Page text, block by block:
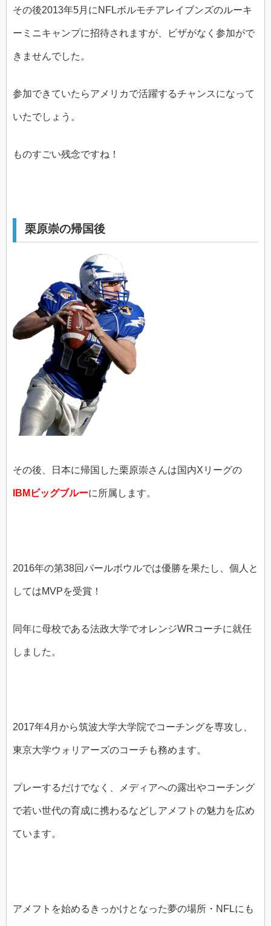
その後2013年5月にNFLボルモチアレイブンズのルーキ
ーミニキャンプに招待されますが、ビザがなく参加がで
きませんでした。
参加できていたらアメリカで活躍するチャンスになって
いたでしょう。
ものすごい残念ですね！
栗原崇の帰国後
その後、日本に帰国した栗原崇さんは国内Xリーグの
IBMビッグブルーに所属します。
2016年の第38回パールボウルでは優勝を果たし、個人と
してはMVPを受賞！
同年に母校である法政大学でオレンジWRコーチに就任
しました。
2017年4月から筑波大学大学院でコーチングを専攻し、
東京大学ウォリアーズのコーチも務めます。
プレーするだけでなく、メディアへの露出やコーチング
で若い世代の育成に携わるなどしアメフトの魅力を広め
ています。
アメフトを始めるきっかけとなった夢の場所・NFLにも